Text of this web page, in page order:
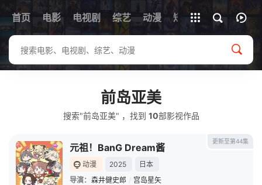
首页 电影 电视剧 综艺 动漫 短剧
全部影片
前岛亚美
搜索"前岛亚美" ，找到 10部影视作品
更新至第44集
元祖！BanG Dream酱
动漫 2025
日本
导演： 森井健史郎 / 宫岛星矢